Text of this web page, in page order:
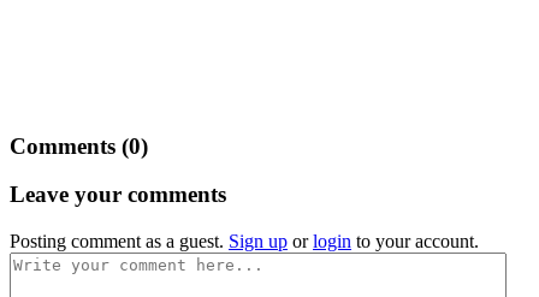
Comments (0)
Leave your comments
Posting comment as a guest. Sign up orlogin to your account.